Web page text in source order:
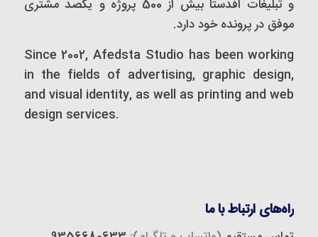
و تبلیغات اَفدستا بیش از 500 پروژه و یکصد مشتری
موفق در پرونده خود دارد.
Since 2002, Afedsta Studio has been working
in the fields of advertising, graphic design,
and visual identity, as well as printing and web
design services.
راه‌های ارتباط با ما